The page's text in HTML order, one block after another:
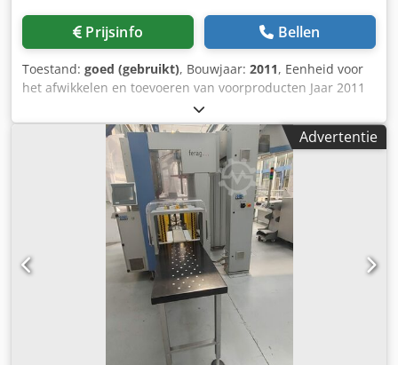
Prijsinfo Bellen
Toestand: goed (gebruikt), Bouwjaar: 2011, Eenheid voor
het afwikkelen en toevoeren van voorproducten Jaar 2011
Advertentie